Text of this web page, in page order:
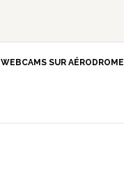
WEBCAMS SUR AÉRODROME